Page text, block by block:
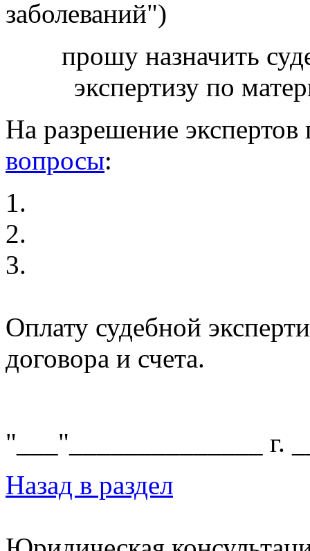
заболеваний")
прошу назначить
экспертизу по
На разрешение
вопросы:
1.
2.
3.
Оплату судебной
договора и счета.
"___"______________ г.
Назад в раздел